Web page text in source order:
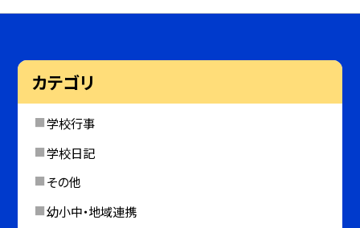
カテゴリ
学校行事
学校日記
その他
幼小中・地域連携